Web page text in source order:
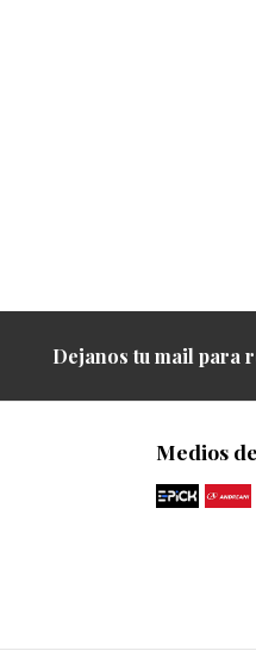
Dejanos tu mail para
Medios